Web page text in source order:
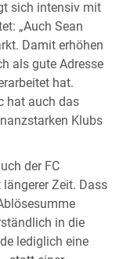
sich intensiv mit
„Auch Sean
Damit erhöhen
als gute Adresse
hat.
hat auch das
Klubs
der FC
Zeit. Dass
in die
lediglich eine